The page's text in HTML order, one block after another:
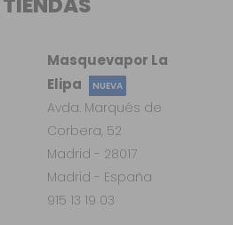
Masquevapor La
Elipa
NUEVA
Avda. Marqués de
Corbera, 52
Madrid - 28017
Madrid - España
915 13 19 03